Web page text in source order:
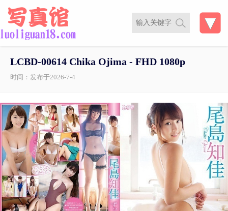
LCBD-00614 Chika Ojima - FHD 1080p
时间：发布于2026-7-4